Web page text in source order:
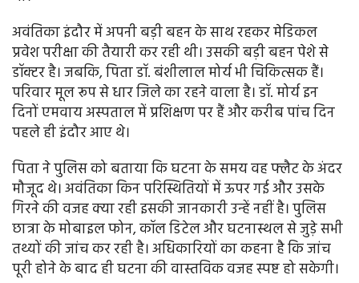
अवंतिका इंदौर में अपनी बड़ी बहन के साथ रहकर मेडिकल
प्रवेश परीक्षा की तैयारी कर रही थी। उसकी बड़ी बहन पेशे से
डॉक्टर है। जबकि, पिता डॉ. बंशीलाल मोर्य भी चिकित्सक हैं।
परिवार मूल रूप से धार जिले का रहने वाला है। डॉ. मोर्य इन
दिनों एमवाय अस्पताल में प्रशिक्षण पर हैं और करीब पांच दिन
पहले ही इंदौर आए थे।
पिता ने पुलिस को बताया कि घटना के समय वह फ्लैट के अंदर
मौजूद थे। अवंतिका किन परिस्थितियों में ऊपर गई और उसके
गिरने की वजह क्या रही इसकी जानकारी उन्हें नहीं है। पुलिस
छात्रा के मोबाइल फोन, कॉल डिटेल और घटनास्थल से जुड़े सभी
तथ्यों की जांच कर रही है। अधिकारियों का कहना है कि जांच
पूरी होने के बाद ही घटना की वास्तविक वजह स्पष्ट हो सकेगी।